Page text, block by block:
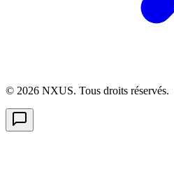
© 2026 NXUS. Tous droits réservés.